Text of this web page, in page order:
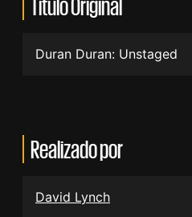
Título Original
Duran Duran: Unstaged
Realizado por
David Lynch